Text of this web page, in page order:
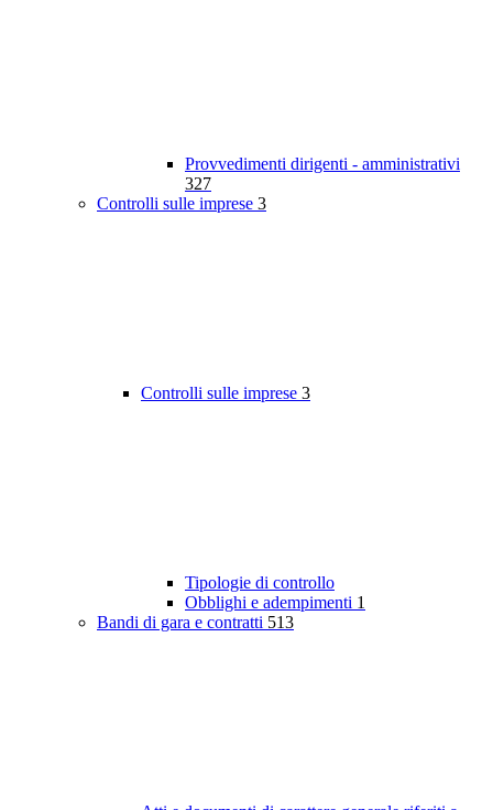
Provvedimenti dirigenti - amministrativi
327
Controlli sulle imprese 3
Controlli sulle imprese 3
Tipologie di controllo
Obblighi e adempimenti 1
Bandi di gara e contratti 513